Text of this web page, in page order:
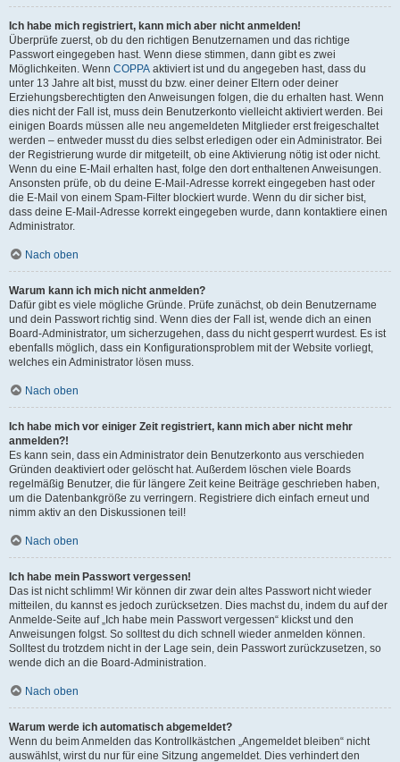
Ich habe mich registriert, kann mich aber nicht anmelden!
Überprüfe zuerst, ob du den richtigen Benutzernamen und das richtige
Passwort eingegeben hast. Wenn diese stimmen, dann gibt es zwei
Möglichkeiten. Wenn COPPA aktiviert ist und du angegeben hast, dass du
unter 13 Jahre alt bist, musst du bzw. einer deiner Eltern oder deiner
Erziehungsberechtigten den Anweisungen folgen, die du erhalten hast. Wenn
dies nicht der Fall ist, muss dein Benutzerkonto vielleicht aktiviert werden. Bei
einigen Boards müssen alle neu angemeldeten Mitglieder erst freigeschaltet
werden – entweder musst du dies selbst erledigen oder ein Administrator. Bei
der Registrierung wurde dir mitgeteilt, ob eine Aktivierung nötig ist oder nicht.
Wenn du eine E-Mail erhalten hast, folge den dort enthaltenen Anweisungen.
Ansonsten prüfe, ob du deine E-Mail-Adresse korrekt eingegeben hast oder
die E-Mail von einem Spam-Filter blockiert wurde. Wenn du dir sicher bist,
dass deine E-Mail-Adresse korrekt eingegeben wurde, dann kontaktiere einen
Administrator.
Nach oben
Warum kann ich mich nicht anmelden?
Dafür gibt es viele mögliche Gründe. Prüfe zunächst, ob dein Benutzername
und dein Passwort richtig sind. Wenn dies der Fall ist, wende dich an einen
Board-Administrator, um sicherzugehen, dass du nicht gesperrt wurdest. Es ist
ebenfalls möglich, dass ein Konfigurationsproblem mit der Website vorliegt,
welches ein Administrator lösen muss.
Nach oben
Ich habe mich vor einiger Zeit registriert, kann mich aber nicht mehr
anmelden?!
Es kann sein, dass ein Administrator dein Benutzerkonto aus verschieden
Gründen deaktiviert oder gelöscht hat. Außerdem löschen viele Boards
regelmäßig Benutzer, die für längere Zeit keine Beiträge geschrieben haben,
um die Datenbankgröße zu verringern. Registriere dich einfach erneut und
nimm aktiv an den Diskussionen teil!
Nach oben
Ich habe mein Passwort vergessen!
Das ist nicht schlimm! Wir können dir zwar dein altes Passwort nicht wieder
mitteilen, du kannst es jedoch zurücksetzen. Dies machst du, indem du auf der
Anmelde-Seite auf „Ich habe mein Passwort vergessen“ klickst und den
Anweisungen folgst. So solltest du dich schnell wieder anmelden können.
Solltest du trotzdem nicht in der Lage sein, dein Passwort zurückzusetzen, so
wende dich an die Board-Administration.
Nach oben
Warum werde ich automatisch abgemeldet?
Wenn du beim Anmelden das Kontrollkästchen „Angemeldet bleiben“ nicht
auswählst, wirst du nur für eine Sitzung angemeldet. Dies verhindert den